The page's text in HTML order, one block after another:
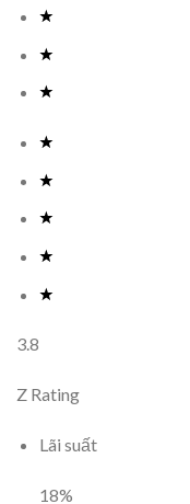
3.8
Z Rating
Lãi suất
18%